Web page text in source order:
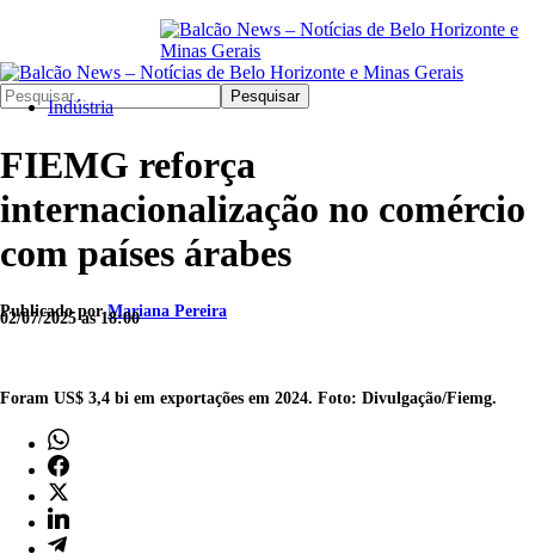
Pesquisar
Indústria
FIEMG reforça
internacionalização no comércio
com países árabes
Publicado porMariana Pereira
02/07/2025 às 18:00
Foram US$ 3,4 bi em exportações em 2024. Foto: Divulgação/Fiemg.